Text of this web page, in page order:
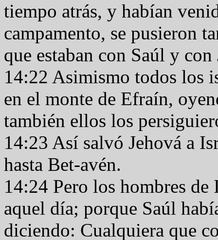
tiempo atrás, y habían
campamento, se pusieron
que estaban con Saúl y
14:22 Asimismo todos los
en el monte de Efraín,
también ellos los
14:23 Así salvó Jehová a
hasta Bet-avén.
14:24 Pero los hombres
aquel día; porque Saúl
diciendo: Cualquiera que